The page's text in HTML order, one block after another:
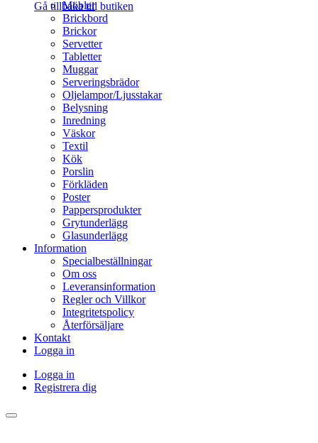
Gå tillbaka till butiken
Möbler
Brickbord
Brickor
Servetter
Tabletter
Muggar
Serveringsbrädor
Oljelampor/Ljusstakar
Belysning
Inredning
Väskor
Textil
Kök
Porslin
Förkläden
Poster
Pappersprodukter
Grytunderlägg
Glasunderlägg
Information
Specialbeställningar
Om oss
Leveransinformation
Regler och Villkor
Integritetspolicy
Återförsäljare
Kontakt
Logga in
Logga in
Registrera dig